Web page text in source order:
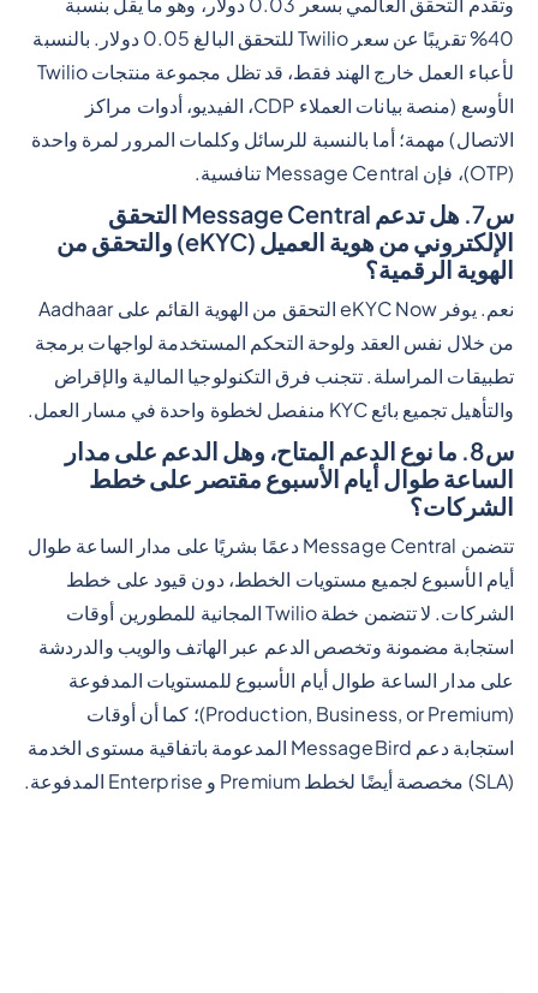
وتقدم التحقق العالمي بسعر 0.03 دولار، وهو ما يقل بنسبة
40% تقريبًا عن سعر Twilio للتحقق البالغ 0.05 دولار. بالنسبة
لأعباء العمل خارج الهند فقط، قد تظل مجموعة منتجات Twilio
الأوسع (منصة بيانات العملاء CDP، الفيديو، أدوات مراكز
الاتصال) مهمة؛ أما بالنسبة للرسائل وكلمات المرور لمرة واحدة
(OTP)، فإن Message Central تنافسية.
س7. هل تدعم Message Central التحقق
الإلكتروني من هوية العميل (eKYC) والتحقق من
الهوية الرقمية؟
نعم. يوفر eKYC Now التحقق من الهوية القائم على Aadhaar
من خلال نفس العقد ولوحة التحكم المستخدمة لواجهات برمجة
تطبيقات المراسلة. تتجنب فرق التكنولوجيا المالية والإقراض
والتأهيل تجميع بائع KYC منفصل لخطوة واحدة في مسار العمل.
س8. ما نوع الدعم المتاح، وهل الدعم على مدار
الساعة طوال أيام الأسبوع مقتصر على خطط
الشركات؟
تتضمن Message Central دعمًا بشريًا على مدار الساعة طوال
أيام الأسبوع لجميع مستويات الخطط، دون قيود على خطط
الشركات. لا تتضمن خطة Twilio المجانية للمطورين أوقات
استجابة مضمونة وتخصص الدعم عبر الهاتف والويب والدردشة
على مدار الساعة طوال أيام الأسبوع للمستويات المدفوعة
(Production, Business, or Premium)؛ كما أن أوقات
استجابة دعم MessageBird المدعومة باتفاقية مستوى الخدمة
(SLA) مخصصة أيضًا لخطط Premium و Enterprise المدفوعة.